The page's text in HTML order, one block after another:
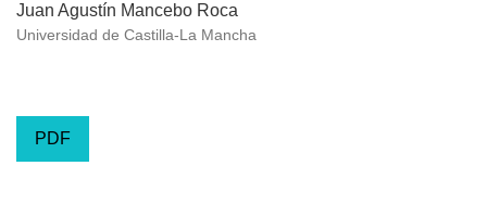
Juan Agustín Mancebo Roca
Universidad de Castilla-La Mancha
PDF